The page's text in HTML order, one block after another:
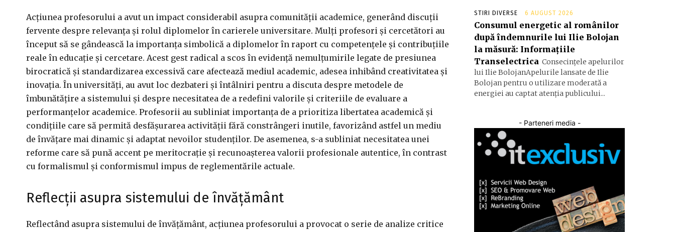
Acțiunea profesorului a avut un impact considerabil asupra comunității academice, generând discuții
fervente despre relevanța și rolul diplomelor în carierele universitare. Mulți profesori și cercetători au
început să se gândească la importanța simbolică a diplomelor în raport cu competențele și contribuțiile
reale în educație și cercetare. Acest gest radical a scos în evidență nemulțumirile legate de presiunea
birocratică și standardizarea excessivă care afectează mediul academic, adesea inhibând creativitatea și
inovația. În universități, au avut loc dezbateri și întâlniri pentru a discuta despre metodele de
îmbunătățire a sistemului și despre necesitatea de a redefini valorile și criteriile de evaluare a
performanțelor academice. Profesorii au subliniat importanța de a prioritiza libertatea academică și
condițiile care să permită desfășurarea activității fără constrângeri inutile, favorizând astfel un mediu
de învățare mai dinamic și adaptat nevoilor studenților. De asemenea, s-a subliniat necesitatea unei
reforme care să pună accent pe meritocrație și recunoașterea valorii profesionale autentice, în contrast
cu formalismul și conformismul impus de reglementările actuale.
Reflecții asupra sistemului de învățământ
Reflectând asupra sistemului de învățământ, acțiunea profesorului a provocat o serie de analize critice
STIRI DIVERSE 6 AUGUST 2026
Consumul energetic al românilor
după îndemnurile lui Ilie Bolojan
la măsură: Informațiile
Transelectrica Consecințele apelurilor
lui Ilie BolojanApelurile lansate de Ilie
Bolojan pentru o utilizare moderată a
energiei au captat atenția publicului...
- Parteneri media -